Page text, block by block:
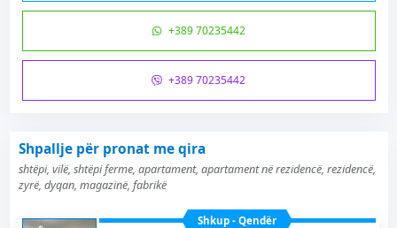
+389 70235442
+389 70235442
Shpallje për pronat me qira
shtëpi, vilë, shtëpi ferme, apartament, apartament në rezidencë, rezidencë,
zyrë, dyqan, magazinë, fabrikë
Shkup - Qendër